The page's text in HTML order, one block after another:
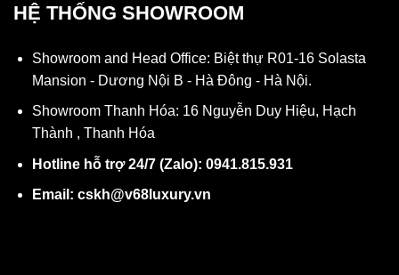
HỆ THỐNG SHOWROOM
Showroom and Head Office: Biệt thự R01-16 Solasta
Mansion - Dương Nội B - Hà Đông - Hà Nội.
Showroom Thanh Hóa: 16 Nguyễn Duy Hiệu, Hạch
Thành , Thanh Hóa
Hotline hỗ trợ 24/7 (Zalo): 0941.815.931
Email: cskh@v68luxury.vn